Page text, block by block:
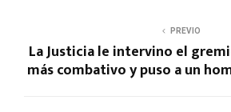
PREVIO
La Justicia le intervino el
más combativo y puso a un